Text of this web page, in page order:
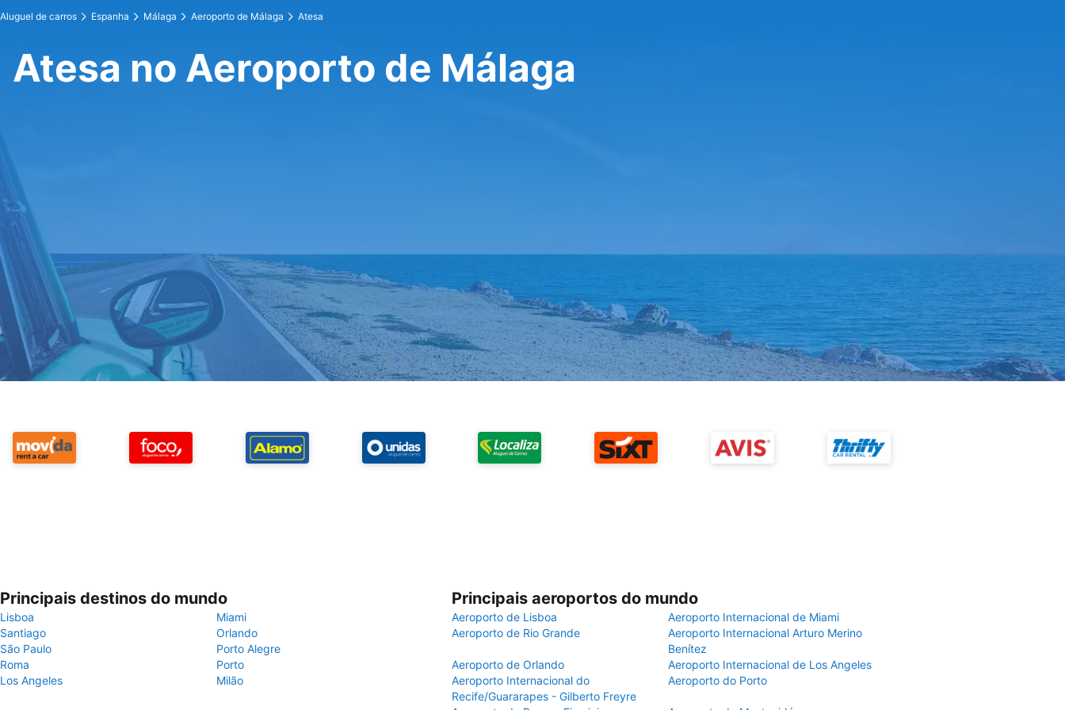
Aluguel de carros Espanha Málaga Aeroporto de Málaga Atesa
Atesa no Aeroporto de Málaga
Principais destinos do mundo
Lisboa
Miami
Santiago
Orlando
São Paulo
Porto Alegre
Roma
Porto
Los Angeles
Milão
Principais aeroportos do mundo
Aeroporto de Lisboa
Aeroporto Internacional de Miami
Aeroporto de Rio Grande
Aeroporto Internacional Arturo Merino
Benítez
Aeroporto de Orlando
Aeroporto Internacional de Los Angeles
Aeroporto Internacional do
Recife/Guararapes - Gilberto Freyre
Aeroporto do Porto